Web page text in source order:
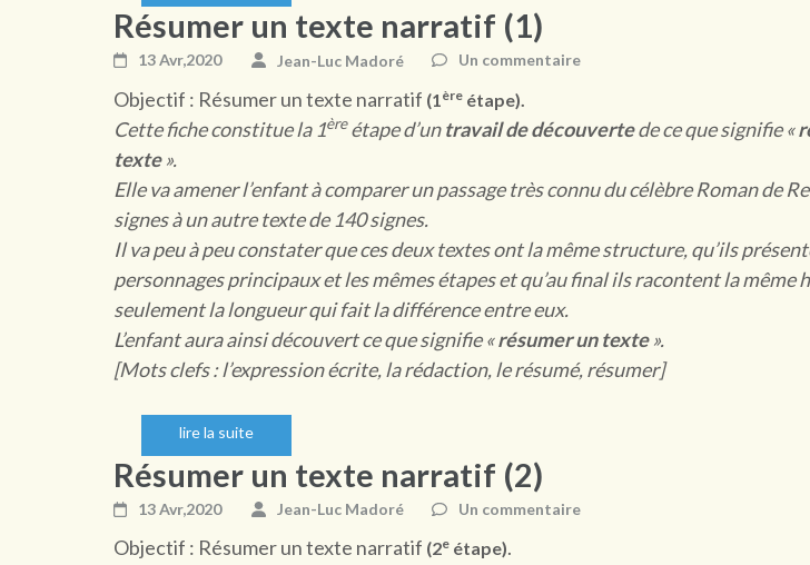
Résumer un texte narratif (1)
13 Avr,2020 Jean-Luc Madoré Un commentaire
Objectif : Résumer un texte narratif (1 ère étape).
Cette fiche constitue la 1èreétape d’untravail de découvertede ce que signifie «
texte».
Elle va amener l’enfant à comparer un passage très connu du célèbre Roman de
signes à un autre texte de 140 signes.
Il va peu à peu constater que ces deux textes ont la même structure, qu’ils
personnages principaux et les mêmes étapes et qu’au final ils racontent la même
seulement la longueur qui fait la différence entre eux.
L’enfant aura ainsi découvert ce que signifie «résumer un texte».
[Mots clefs : l’expression écrite, la rédaction, le résumé, résumer]
lire la suite
Résumer un texte narratif (2)
13 Avr,2020 Jean-Luc Madoré Un commentaire
Objectif : Résumer un texte narratif (2e étape).